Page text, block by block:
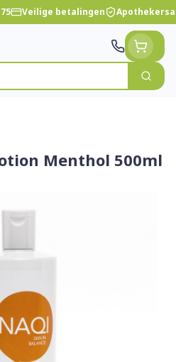
Veilige betalingen
Zoek
Menthol 500ml